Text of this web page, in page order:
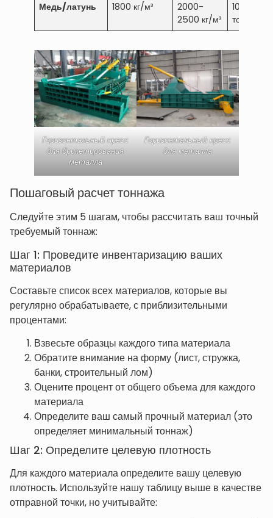
Медь/латунь
1800 кг/м³
2000-
2500 кг/м³
100-150
тонн
Горизонтальный пресс
для брикетирования
металла
Горизонтальный пресс
для металла
Пошаговый расчет тоннажа
Следуйте этим 5 шагам, чтобы рассчитать ваш точный
требуемый тоннаж:
Шаг 1: Проведите инвентаризацию ваших
материалов
Составьте список всех материалов, которые вы
регулярно обрабатываете, с приблизительными
процентами:
Взвесьте образцы каждого типа материала
Обратите внимание на форму (лист, стружка,
банки, строительный лом)
Оцените процент от общего объема для каждого
материала
Определите ваш самый прочный материал (это
определяет минимальный тоннаж)
Шаг 2: Определите целевую плотность
Для каждого материала определите вашу целевую
плотность. Используйте нашу таблицу выше в качестве
отправной точки, но учитывайте: